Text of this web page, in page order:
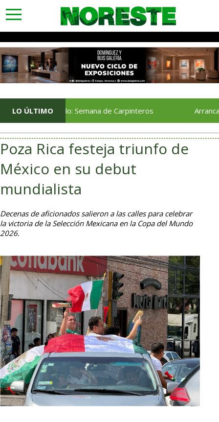
toggle
navigation
LO ÚLTIMO
En Vuelo: Semana de Carpinteros Arranca Jornada
Poza Rica festeja triunfo de
México en su debut
mundialista
Decenas de aficionados salieron a las calles para celebrar
la victoria de la Selección Mexicana en la Copa del Mundo
2026.